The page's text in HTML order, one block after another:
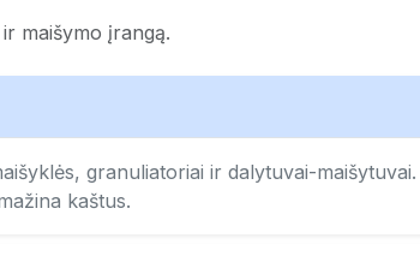
maišymo įrangą.
granuliatoriai ir dalytuvai-
kaštus.